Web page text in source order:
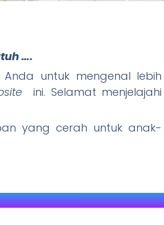
….
untuk mengenal lebih
ini. Selamat menjelajahi
yang cerah untuk anak-